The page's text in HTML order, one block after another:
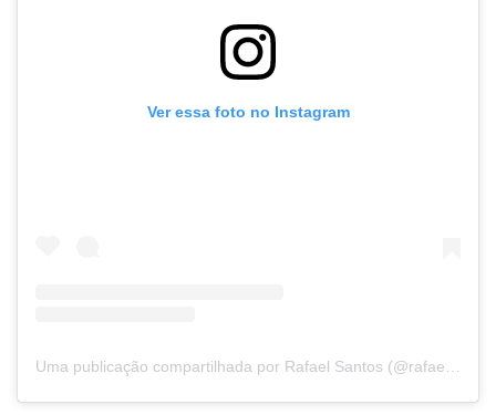
Ver essa foto no Instagram
Uma publicação compartilhada por Rafael Santos (@rafaeldeedi)